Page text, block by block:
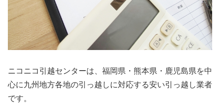
ニコニコ引越センターは、福岡県・熊本県・鹿児島県を中
心に九州地方各地の引っ越しに対応する安い引っ越し業者
です。